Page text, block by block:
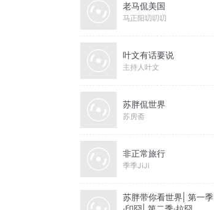
老马侃美国
马正阳叨叨叨
叶文有话要说
主持人叶文
苏胖侃世界
苏房斋
非正常旅行
季季JiJi
苏胖带你看世界| 第一季